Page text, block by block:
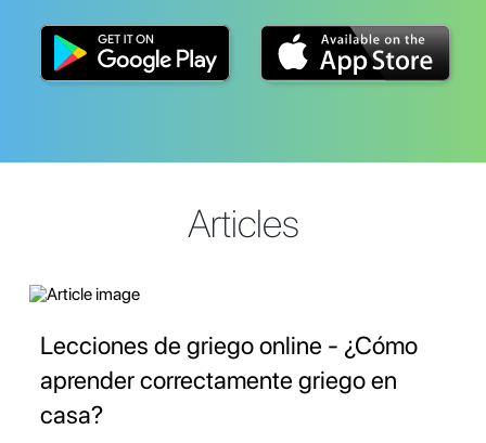
Articles
Lecciones de griego online - ¿Cómo
aprender correctamente griego en
casa?